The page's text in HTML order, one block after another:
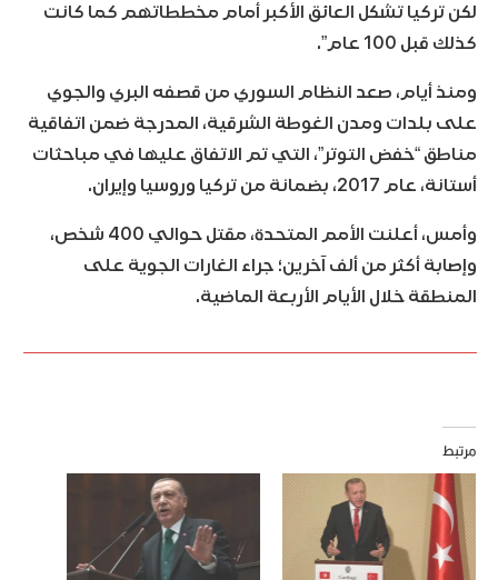
لكن تركيا تشكل العائق الأكبر أمام مخططاتهم كما كانت
كذلك قبل 100 عام”.
ومنذ أيام، صعد النظام السوري من قصفه البري والجوي
على بلدات ومدن الغوطة الشرقية، المدرجة ضمن اتفاقية
مناطق “خفض التوتر”، التي تم الاتفاق عليها في مباحثات
أستانة، عام 2017، بضمانة من تركيا وروسيا وإيران.
وأمس، أعلنت الأمم المتحدة، مقتل حوالي 400 شخص،
وإصابة أكثر من ألف آخرين؛ جراء الغارات الجوية على
المنطقة خلال الأيام الأربعة الماضية.
مرتبط